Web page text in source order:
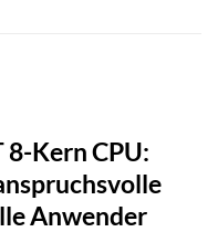
Kern CPU:
Anwender